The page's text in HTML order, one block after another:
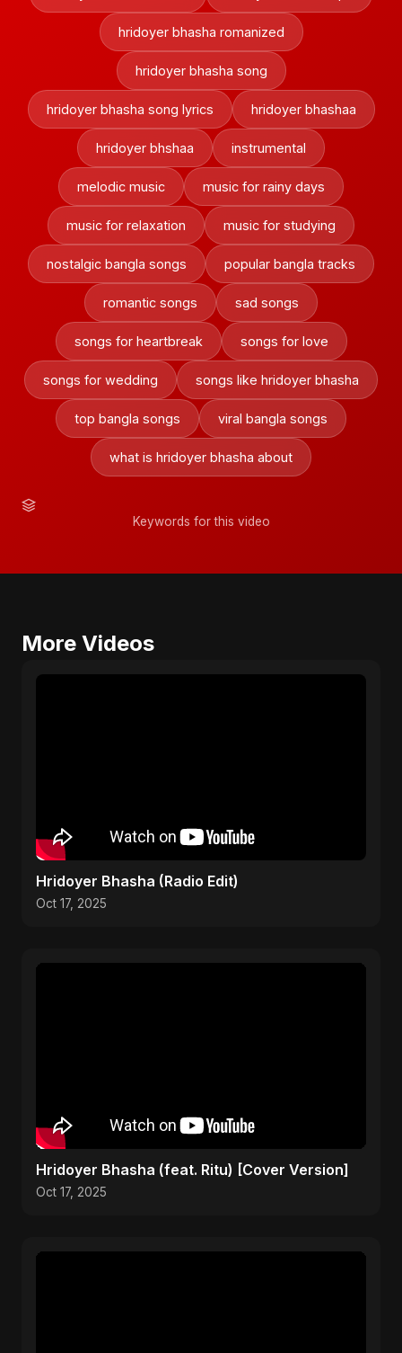
hridoyer bhasha romanized
hridoyer bhasha song
hridoyer bhasha song lyrics hridoyer bhashaa
hridoyer bhshaa instrumental
melodic music music for rainy days
music for relaxation music for studying
nostalgic bangla songs popular bangla tracks
romantic songs sad songs
songs for heartbreak songs for love
songs for wedding songs like hridoyer bhasha
top bangla songs viral bangla songs
what is hridoyer bhasha about
Keywords for this video
More Videos
Hridoyer Bhasha (Radio Edit)
Oct 17, 2025
Hridoyer Bhasha (feat. Ritu) [Cover Version]
Oct 17, 2025